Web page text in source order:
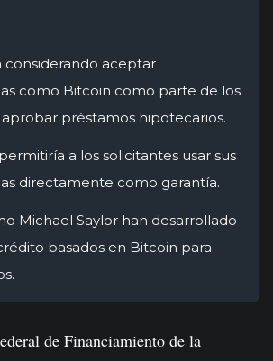
considerando aceptar
como Bitcoin como parte de los
préstamos hipotecarios.
a los solicitantes usar sus
directamente como garantía.
Michael Saylor han desarrollado
basados en Bitcoin para
de Financiamiento de la